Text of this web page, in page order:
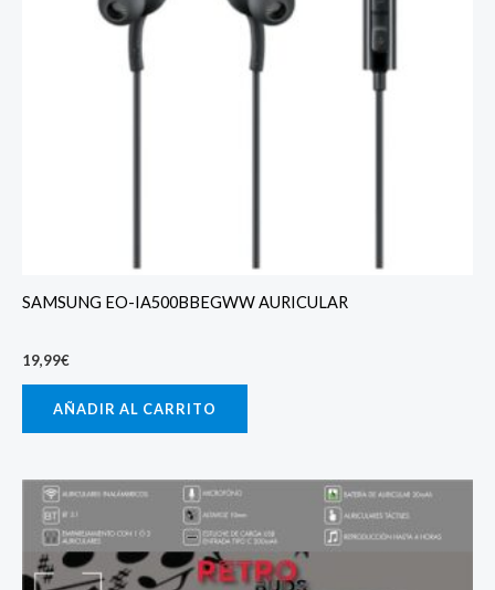
SAMSUNG EO-IA500BBEGWW AURICULAR
19,99€
AÑADIR AL CARRITO